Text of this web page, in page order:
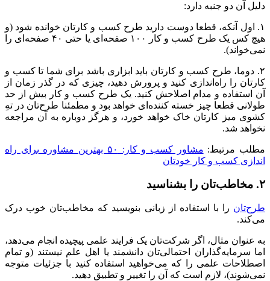
دلیل آن دو جنبه دارد:
۱. اول آنکه، قطعا دوست دارید طرح کسب و کارتان خوانده شود (و
هیچ کس یک طرح کسب و کار ۱۰۰ صفحه‌ای یا حتی ۴۰ صفحه‌ای را
نمی‌خواند).
۲. دوما، طرح کسب و کارتان باید ابزاری باشد برای شما تا کسب و
کارتان را راه‌اندازی کنید و پرورش دهید، چیزی که در گذر زمان از
آن استفاده و مدام اصلاحش کنید. یک طرح کسب و کار بیش از حد
طولانی قطعا چیز خسته کننده‌ای خواهد بود و مطمئنا طرح‌تان در تهِ
کشوی میز کارتان خاک خواهد خورد، و هرگز دوباره به آن مراجعه
نخواهد شد.
مطلب مرتبط:
مشاور کسب و کار: ۵۰ بهترین مشاوره برای راه
اندازی کسب و کار خودتان
۲. مخاطب‌تان را بشناسید
طرح‌تان را با استفاده از زبانی بنویسید که مخاطب‌تان خوب درک
می‌کند.
به عنوان مثال، اگر شرکت‌تان یک فرایند علمی پیچیده انجام می‌دهد،
اما سرمایه‌گذاران احتمالی‌تان دانشمند یا اهل علم نیستند (و تمام
اصطلاحات علمی را که می‌خواهید استفاده کنید با جزئیات متوجه
نمی‌شوند)، لازم است که آن را تغییر و تطبیق دهید.